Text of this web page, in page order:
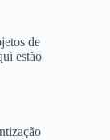
de
estão